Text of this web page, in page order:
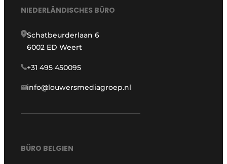
NIEDERLÄNDISCHES BÜRO
Schatbeurderlaan 6
6002 ED Weert
+31 495 450095
info@louwersmediagroep.nl
BÜRO BELGIEN